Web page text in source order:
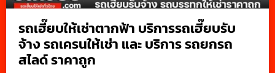
รถเฮี๊ยบให้เช่าตากฟ้า บริการรถเฮี๊ยบรับ
จ้าง รถเครนให้เช่า และ บริการ รถยกรถ
สไลด์ ราคาถูก